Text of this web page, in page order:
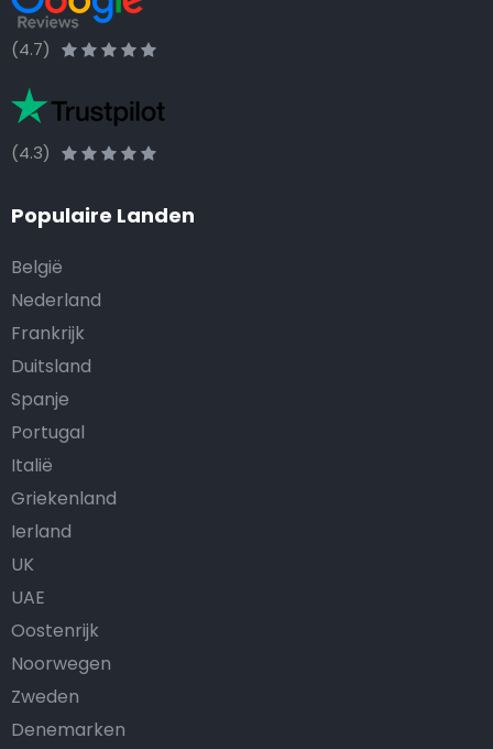
(4.7)
(4.3)
Populaire Landen
België
Nederland
Frankrijk
Duitsland
Spanje
Portugal
Italië
Griekenland
Ierland
UK
UAE
Oostenrijk
Noorwegen
Zweden
Denemarken